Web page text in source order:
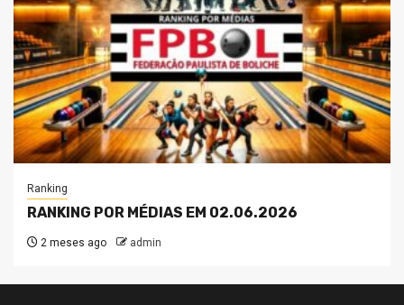
Ranking
RANKING POR MÉDIAS EM 02.06.2026
2 meses ago admin